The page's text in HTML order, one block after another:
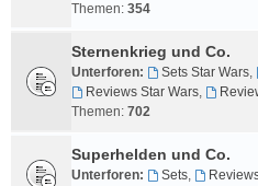
Themen: 354
Sternenkrieg und Co.
Unterforen: Sets Star Wars,
Reviews Star Wars,
Themen: 702
Superhelden und Co.
Unterforen: Sets,